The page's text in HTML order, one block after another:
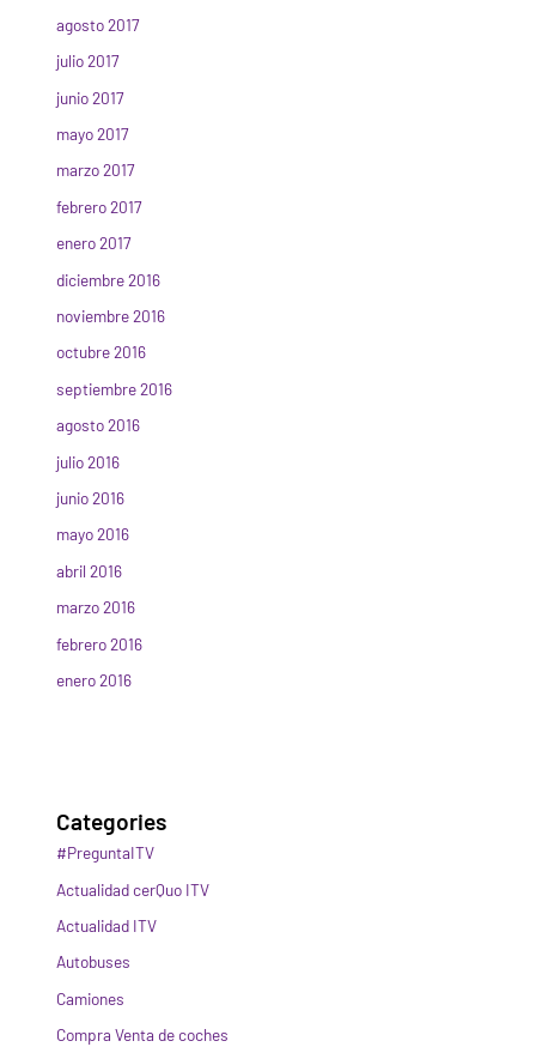
agosto 2017
julio 2017
junio 2017
mayo 2017
marzo 2017
febrero 2017
enero 2017
diciembre 2016
noviembre 2016
octubre 2016
septiembre 2016
agosto 2016
julio 2016
junio 2016
mayo 2016
abril 2016
marzo 2016
febrero 2016
enero 2016
Categories
#PreguntaITV
Actualidad cerQuo ITV
Actualidad ITV
Autobuses
Camiones
Compra Venta de coches